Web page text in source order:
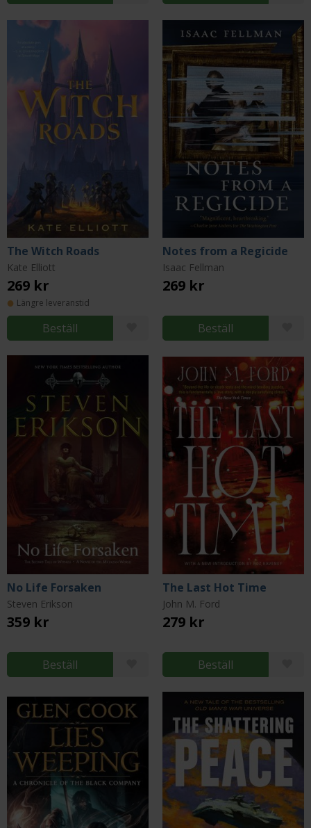
The Witch Roads
Kate Elliott
269 kr
Längre leveranstid
Beställ
Notes from a Regicide
Isaac Fellman
269 kr
Beställ
No Life Forsaken
Steven Erikson
359 kr
Beställ
The Last Hot Time
John M. Ford
279 kr
Beställ